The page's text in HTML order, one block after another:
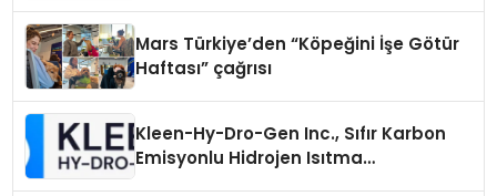
Mars Türkiye’den “Köpeğini İşe Götür
Haftası” çağrısı
Kleen-Hy-Dro-Gen Inc., Sıfır Karbon
Emisyonlu Hidrojen Isıtma